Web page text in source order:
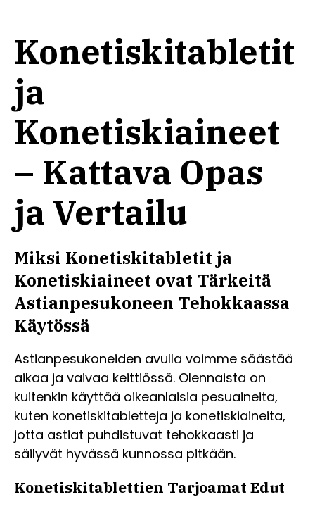
Konetiskitabletit
ja
Konetiskiaineet
– Kattava Opas
ja Vertailu
Miksi Konetiskitabletit ja
Konetiskiaineet ovat Tärkeitä
Astianpesukoneen Tehokkaassa
Käytössä
Astianpesukoneiden avulla voimme säästää
aikaa ja vaivaa keittiössä. Olennaista on
kuitenkin käyttää oikeanlaisia pesuaineita,
kuten konetiskitabletteja ja konetiskiaineita,
jotta astiat puhdistuvat tehokkaasti ja
säilyvät hyvässä kunnossa pitkään.
Konetiskitablettien Tarjoamat Edut